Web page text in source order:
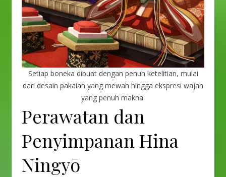
Setiap boneka dibuat dengan penuh ketelitian, mulai
dari desain pakaian yang mewah hingga ekspresi wajah
yang penuh makna.
Perawatan dan
Penyimpanan Hina
Ningyō